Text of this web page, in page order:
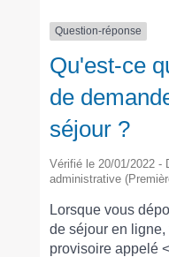
Question-réponse
Qu'est-ce
de
séjour ?
Vérifié le 20/01/2022 -
administrative
Lorsque vous
de séjour en
provisoire appelé